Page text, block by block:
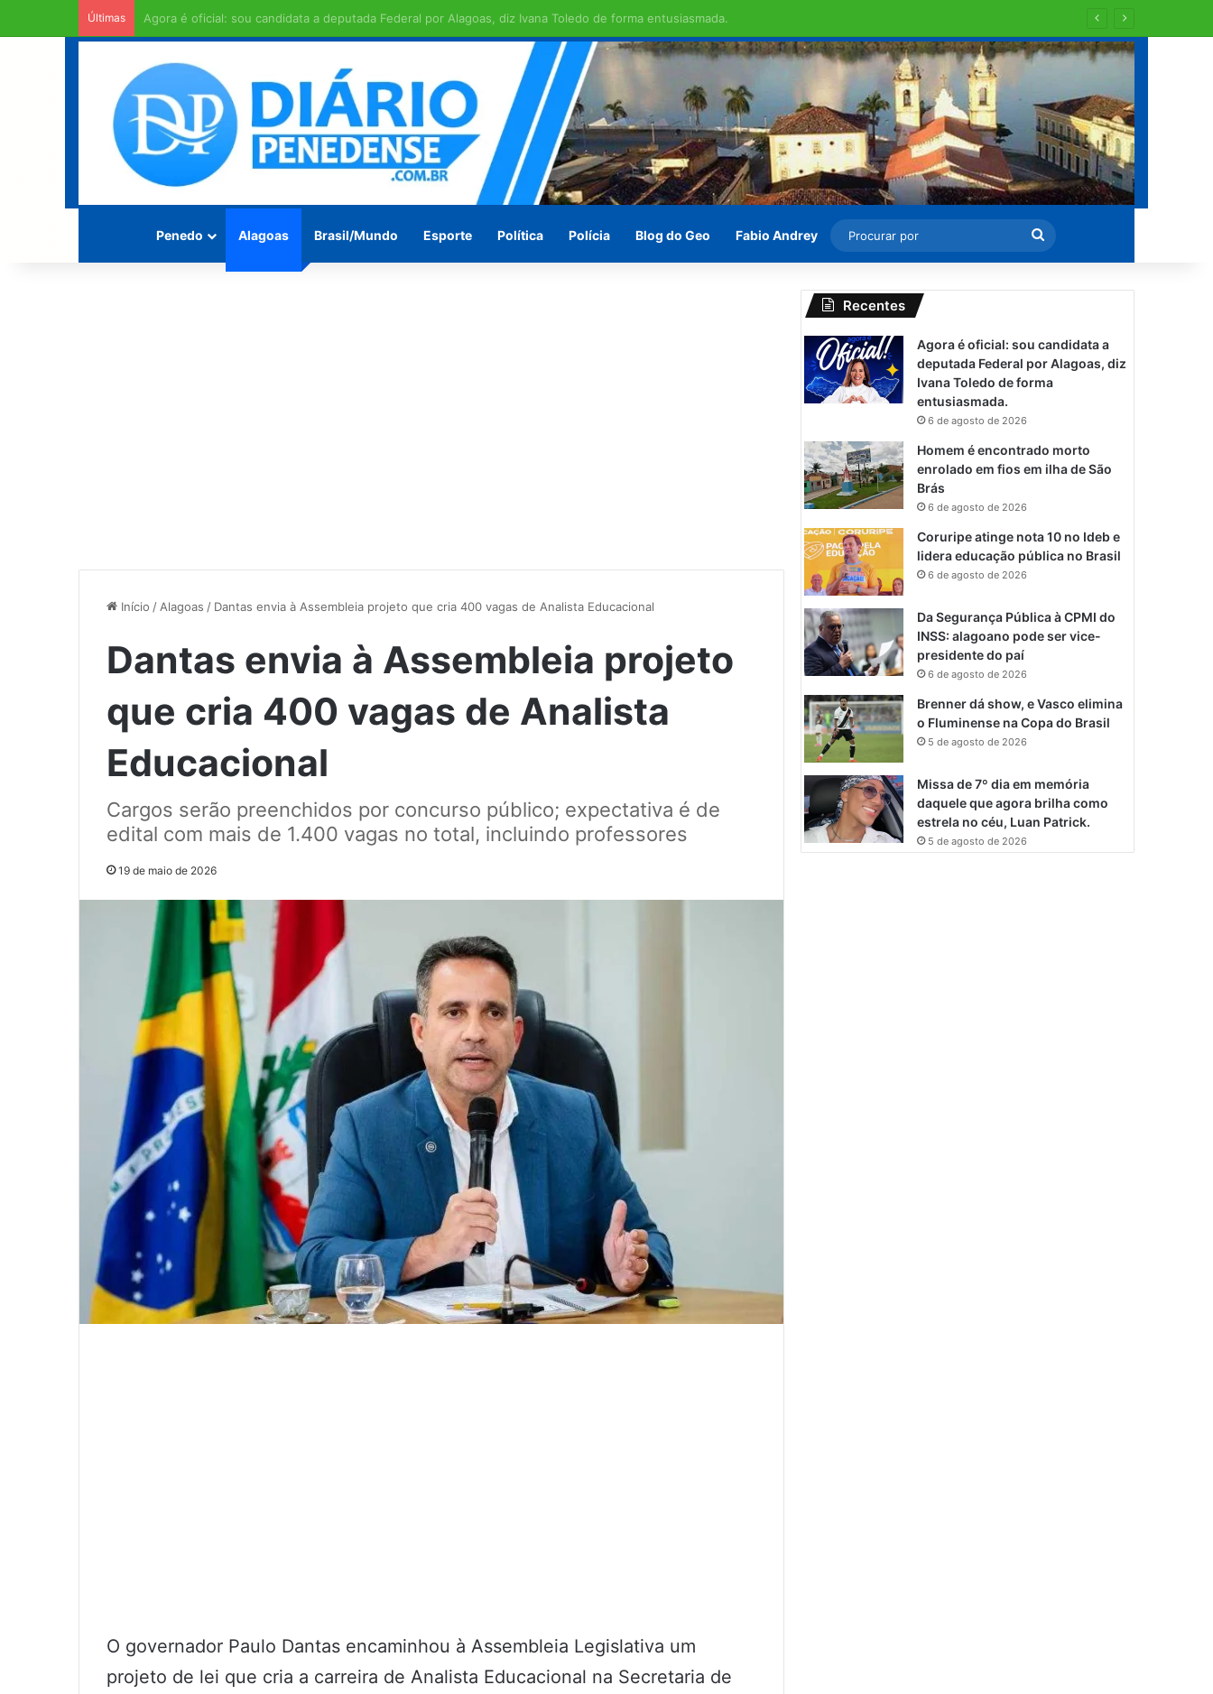
Últimas Homem é encontrado morto enrolado em fios em ilha de São Brás
Penedo Alagoas Brasil/Mundo Esporte Política Polícia Blog do Geo Fabio Andrey
Procurar
por
Início / Alagoas / Dantas envia à Assembleia projeto que cria 400 vagas de Analista Educacional
Dantas envia à Assembleia projeto
que cria 400 vagas de Analista
Educacional
Cargos serão preenchidos por concurso público; expectativa é de
edital com mais de 1.400 vagas no total, incluindo professores
19 de maio de 2026
O governador Paulo Dantas encaminhou à Assembleia Legislativa um
projeto de lei que cria a carreira de Analista Educacional na Secretaria de
Recentes
Agora é oficial: sou candidata a
deputada Federal por Alagoas, diz
Ivana Toledo de forma
entusiasmada.
6 de agosto de 2026
Homem é encontrado morto
enrolado em fios em ilha de São
Brás
6 de agosto de 2026
Coruripe atinge nota 10 no Ideb e
lidera educação pública no Brasil
6 de agosto de 2026
Da Segurança Pública à CPMI do
INSS: alagoano pode ser vice-
presidente do paí
6 de agosto de 2026
Brenner dá show, e Vasco elimina
o Fluminense na Copa do Brasil
5 de agosto de 2026
Missa de 7º dia em memória
daquele que agora brilha como
estrela no céu, Luan Patrick.
5 de agosto de 2026